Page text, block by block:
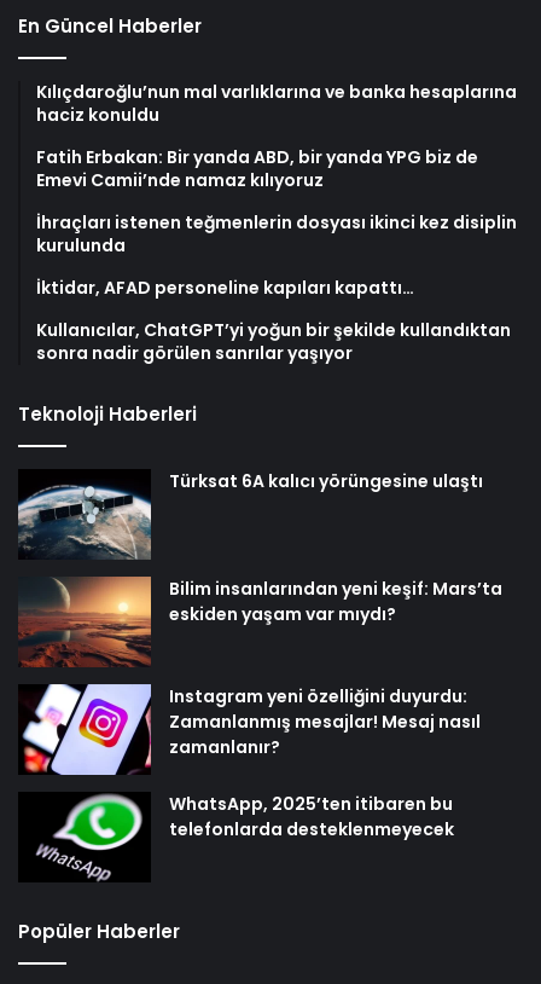
En Güncel Haberler
Kılıçdaroğlu’nun mal varlıklarına ve banka hesaplarına
haciz konuldu
Fatih Erbakan: Bir yanda ABD, bir yanda YPG biz de
Emevi Camii’nde namaz kılıyoruz
İhraçları istenen teğmenlerin dosyası ikinci kez disiplin
kurulunda
İktidar, AFAD personeline kapıları kapattı…
Kullanıcılar, ChatGPT’yi yoğun bir şekilde kullandıktan
sonra nadir görülen sanrılar yaşıyor
Teknoloji Haberleri
Türksat 6A kalıcı yörüngesine ulaştı
Bilim insanlarından yeni keşif: Mars’ta
eskiden yaşam var mıydı?
Instagram yeni özelliğini duyurdu:
Zamanlanmış mesajlar! Mesaj nasıl
zamanlanır?
WhatsApp, 2025’ten itibaren bu
telefonlarda desteklenmeyecek
Popüler Haberler